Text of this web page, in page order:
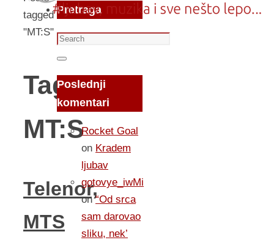
tagged
"MT:S"
Tag:
MT:S
Telenor,
MTS
Pretraga
Search
for:
Search
Poslednji
komentari
Rocket Goal
on Kradem
ljubav
gotovye_iwMi
on“Od srca
sam darovao
sliku, nek’